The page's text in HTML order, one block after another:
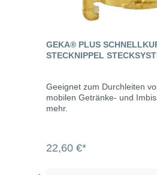
GEKA® PLUS
STECKNIPPEL
Geeignet zum Durchleiten
mobilen Getränke- und
mehr.
22,60 €*